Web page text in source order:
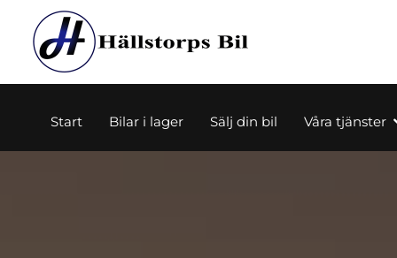
Start Bilar i lager Sälj din bil Våra tjänster